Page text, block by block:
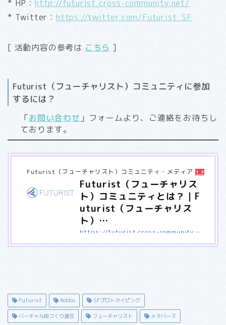
* HP： http://futurist.cross-community.net/
* Twitter： https://twitter.com/Futurist_SF
[ 活動内容の参考は こちら ]
Futurist（フューチャリスト）コミュニティに参加
するには？
「お問い合わせ 」フォームより、ご連絡をお待ちし
ております。
Futurist（フューチャリスト）コミュニティ・メディア 1 Pocket
Futurist（フューチャリス
ト）コミュニティとは？｜F
uturist（フューチャリス
ト）…
https://futurist.cross-community.net/about/
Futurist（フューチャリスト）コミュニティについて紹介してい
Futurist Roblox SFプロトタイピング
バーチャル街づくり連合 フューチャリスト メタバース